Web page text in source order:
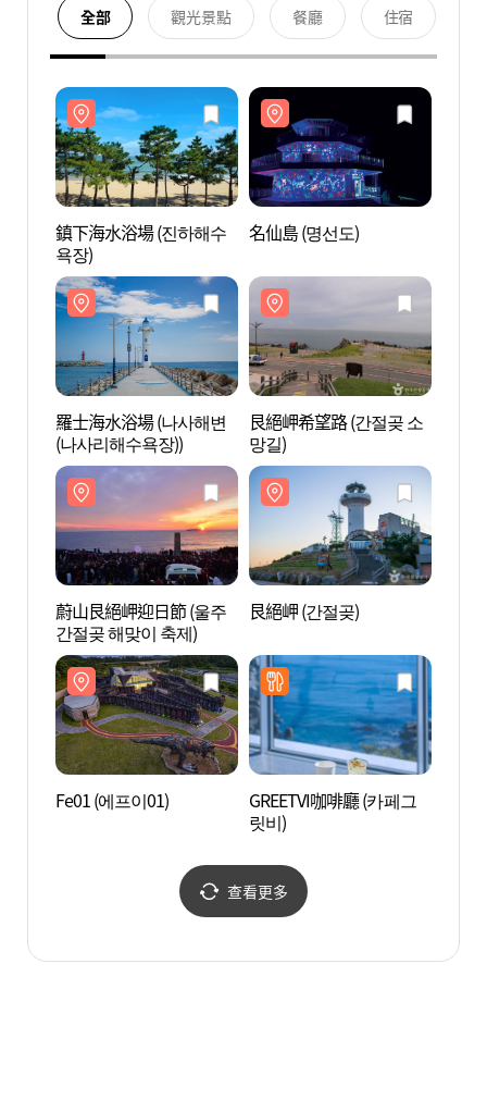
全部 觀光景點 餐廳 住宿
鎮下海水浴場 (진하해수
욕장)
名仙島 (명선도)
羅士海水浴場 (나사해변
(나사리해수욕장))
艮絕岬希望路 (간절곶 소
망길)
蔚山艮絕岬迎日節 (울주
간절곶 해맞이 축제)
艮絕岬 (간절곶)
Fe01 (에프이01)
GREETVI咖啡廳 (카페그
릿비)
查看更多